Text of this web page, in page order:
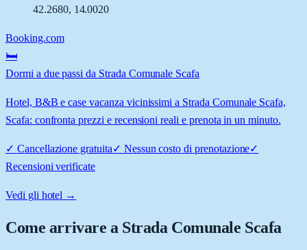
42.2680, 14.0020
Booking.com
🛏️
Dormi a due passi da Strada Comunale Scafa
Hotel, B&B e case vacanza vicinissimi a Strada Comunale Scafa,
Scafa: confronta prezzi e recensioni reali e prenota in un minuto.
✓ Cancellazione gratuita✓ Nessun costo di prenotazione✓
Recensioni verificate
Vedi gli hotel →
Come arrivare a Strada Comunale Scafa